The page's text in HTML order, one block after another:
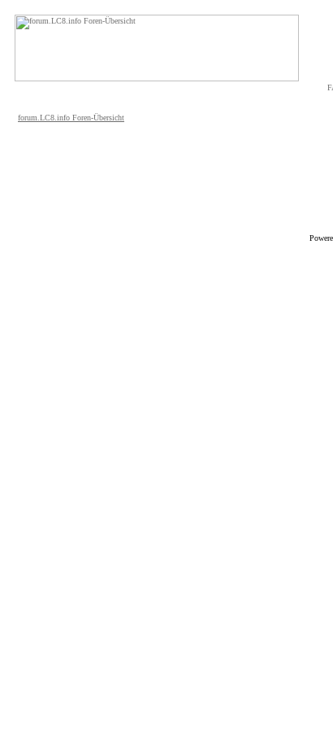
forum.LC8.info Foren-Übersicht